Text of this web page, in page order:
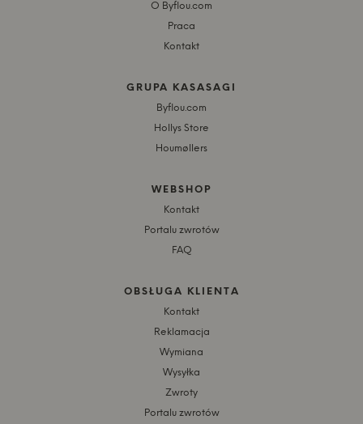
O Byflou.com
Praca
Kontakt
GRUPA KASASAGI
Byflou.com
Hollys Store
Houmøllers
WEBSHOP
Kontakt
Portalu zwrotów
FAQ
OBSŁUGA KLIENTA
Kontakt
Reklamacja
Wymiana
Wysyłka
Zwroty
Portalu zwrotów